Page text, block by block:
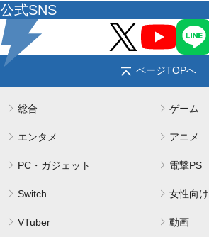
公式SNS
ページTOPへ
総合 ゲーム
エンタメ アニメ
PC・ガジェット 電撃PS
Switch 女性向け
VTuber 動画